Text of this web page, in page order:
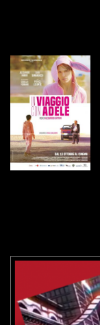
VAI ALLA SCHEDA
VAI ALLA SCHEDA